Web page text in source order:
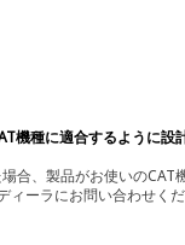
機種に適合するように設
合、製品がお使いの
ーラにお問い合わせく